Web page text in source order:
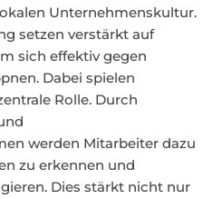
Unternehmenskultur.
setzen verstärkt auf
sich effektiv gegen
Dabei spielen
Rolle. Durch
werden Mitarbeiter dazu
zu erkennen und
Dies stärkt nicht nur